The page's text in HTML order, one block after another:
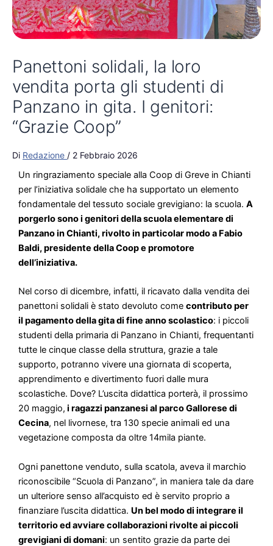
Panettoni solidali, la loro
vendita porta gli studenti di
Panzano in gita. I genitori:
“Grazie Coop”
Di Redazione / 2 Febbraio 2026
Un ringraziamento speciale alla Coop di Greve in Chianti
per l’iniziativa solidale che ha supportato un elemento
fondamentale del tessuto sociale grevigiano: la scuola. A
porgerlo sono i genitori della scuola elementare di
Panzano in Chianti, rivolto in particolar modo a Fabio
Baldi, presidente della Coop e promotore
dell’iniziativa.
Nel corso di dicembre, infatti, il ricavato dalla vendita dei
panettoni solidali è stato devoluto come contributo per
il pagamento della gita di fine anno scolastico: i piccoli
studenti della primaria di Panzano in Chianti, frequentanti
tutte le cinque classe della struttura, grazie a tale
supporto, potranno vivere una giornata di scoperta,
apprendimento e divertimento fuori dalle mura
scolastiche. Dove? L’uscita didattica porterà, il prossimo
20 maggio, i ragazzi panzanesi al parco Gallorese di
Cecina, nel livornese, tra 130 specie animali ed una
vegetazione composta da oltre 14mila piante.
Ogni panettone venduto, sulla scatola, aveva il marchio
riconoscibile “Scuola di Panzano”, in maniera tale da dare
un ulteriore senso all’acquisto ed è servito proprio a
finanziare l’uscita didattica. Un bel modo di integrare il
territorio ed avviare collaborazioni rivolte ai piccoli
grevigiani di domani: un sentito grazie da parte dei